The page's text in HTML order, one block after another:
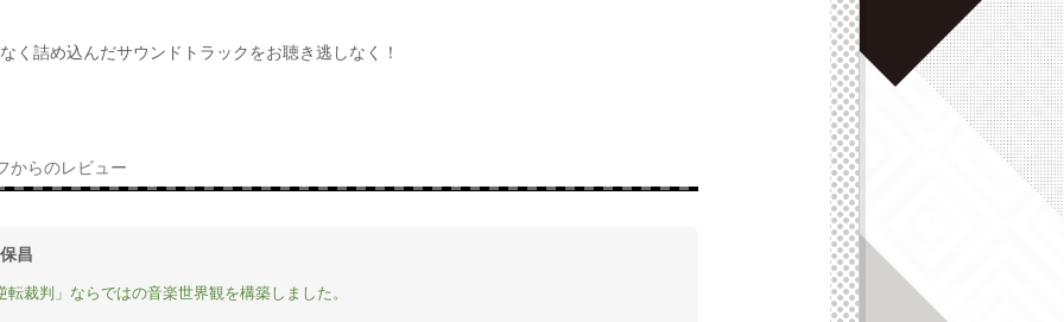
く詰め込んだサウンドトラックをお聴き逃しなく！
からのレビュー
昌
転裁判」ならではの音楽世界観を構築しました。